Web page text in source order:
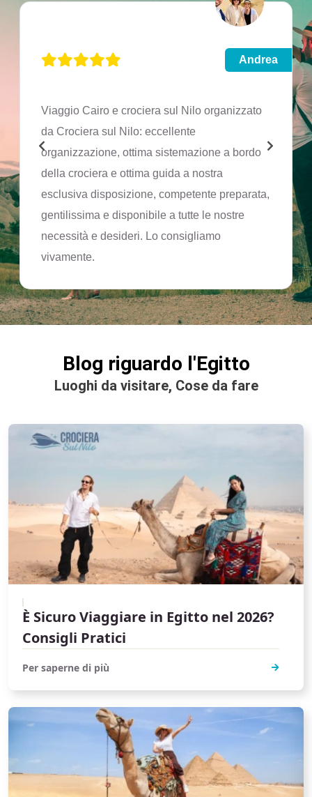
Andrea
Viaggio Cairo e crociera sul Nilo organizzato
da Crociera sul Nilo: eccellente
organizzazione, ottima sistemazione a bordo
della crociera e ottima guida a nostra
esclusiva disposizione, competente preparata,
gentilissima e disponibile a tutte le nostre
necessità e desideri. Lo consigliamo
vivamente.
Blog riguardo l'Egitto
Luoghi da visitare, Cose da fare
È Sicuro Viaggiare in Egitto nel 2026?
Consigli Pratici
Per saperne di più